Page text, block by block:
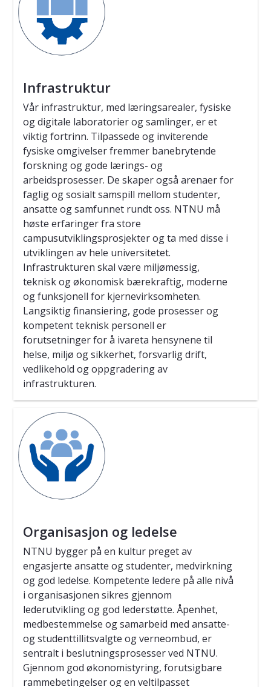
Infrastruktur
Vår infrastruktur, med læringsarealer, fysiske
og digitale laboratorier og samlinger, er et
viktig fortrinn. Tilpassede og inviterende
fysiske omgivelser fremmer banebrytende
forskning og gode lærings- og
arbeidsprosesser. De skaper også arenaer for
faglig og sosialt samspill mellom studenter,
ansatte og samfunnet rundt oss. NTNU må
høste erfaringer fra store
campusutviklingsprosjekter og ta med disse i
utviklingen av hele universitetet.
Infrastrukturen skal være miljømessig,
teknisk og økonomisk bærekraftig, moderne
og funksjonell for kjernevirksomheten.
Langsiktig finansiering, gode prosesser og
kompetent teknisk personell er
forutsetninger for å ivareta hensynene til
helse, miljø og sikkerhet, forsvarlig drift,
vedlikehold og oppgradering av
infrastrukturen.
Organisasjon og ledelse
NTNU bygger på en kultur preget av
engasjerte ansatte og studenter, medvirkning
og god ledelse. Kompetente ledere på alle nivå
i organisasjonen sikres gjennom
lederutvikling og god lederstøtte. Åpenhet,
medbestemmelse og samarbeid med ansatte-
og studenttillitsvalgte og verneombud, er
sentralt i beslutningsprosesser ved NTNU.
Gjennom god økonomistyring, forutsigbare
rammebetingelser og en veltilpasset